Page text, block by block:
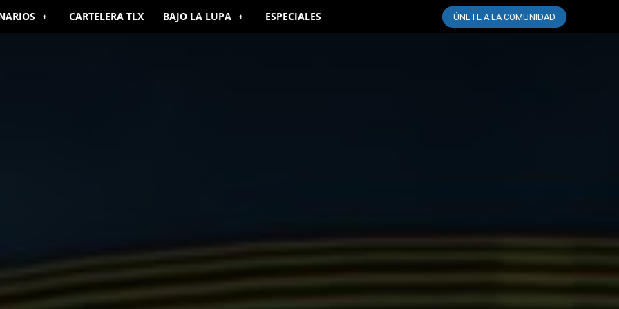
CARTELERA TLX BAJO LA LUPA ESPECIALES ÚNETE A LA COMUNIDAD